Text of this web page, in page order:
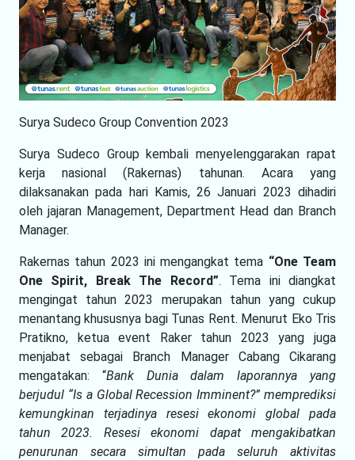
Surya Sudeco Group Convention 2023
Surya Sudeco Group kembali menyelenggarakan rapat
kerja nasional (Rakernas) tahunan. Acara yang
dilaksanakan pada hari Kamis, 26 Januari 2023 dihadiri
oleh jajaran Management, Department Head dan Branch
Manager.
Rakernas tahun 2023 ini mengangkat tema “One Team
One Spirit, Break The Record”. Tema ini diangkat
mengingat tahun 2023 merupakan tahun yang cukup
menantang khususnya bagi Tunas Rent. Menurut Eko Tris
Pratikno, ketua event Raker tahun 2023 yang juga
menjabat sebagai Branch Manager Cabang Cikarang
mengatakan: “Bank Dunia dalam laporannya yang
berjudul “Is a Global Recession Imminent?” memprediksi
kemungkinan terjadinya resesi ekonomi global pada
tahun 2023. Resesi ekonomi dapat mengakibatkan
penurunan secara simultan pada seluruh aktivitas